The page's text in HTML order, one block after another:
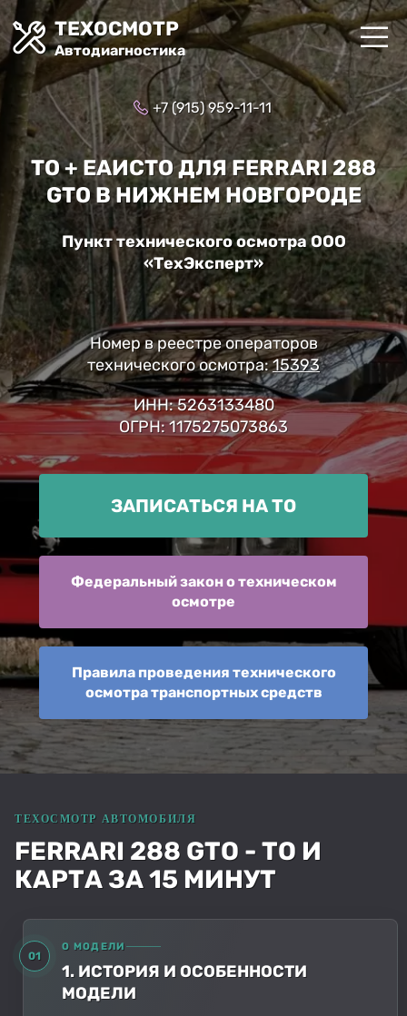
ТЕХОСМОТР
Автодиагностика
+7 (915) 959-11-11
ТО + ЕАИСТО ДЛЯ FERRARI 288
GTO В НИЖНЕМ НОВГОРОДЕ
Пункт технического осмотра ООО
«ТехЭксперт»
Номер в реестре операторов
технического осмотра:15393
ИНН: 5263133480
ОГРН: 1175275073863
ЗАПИСАТЬСЯ НА ТО
Федеральный закон о техническом
осмотре
Правила проведения технического
осмотра транспортных средств
FERRARI 288 GTO - ТО И
КАРТА ЗА 15 МИНУТ
01
О МОДЕЛИ
1. ИСТОРИЯ И ОСОБЕННОСТИ
МОДЕЛИ